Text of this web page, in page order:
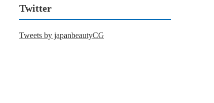
Twitter
Tweets by japanbeautyCG